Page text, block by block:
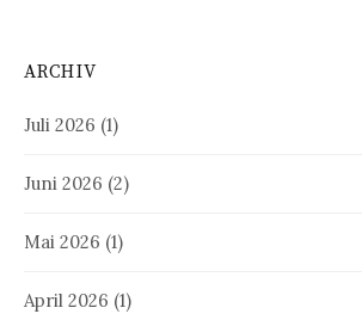
ARCHIV
Juli 2026 (1)
Juni 2026 (2)
Mai 2026 (1)
April 2026 (1)